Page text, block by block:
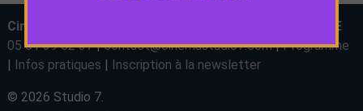
Cinéma Studio 7, Chemin des écoliers, 31650 AUZIELLE
05 61 39 02 37|contact@cinemastudio7.com|Programme
| Infos pratiques | Inscription à la newsletter
© 2026 Studio 7.